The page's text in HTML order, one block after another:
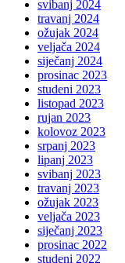
svibanj 2024
travanj 2024
ožujak 2024
veljača 2024
siječanj 2024
prosinac 2023
studeni 2023
listopad 2023
rujan 2023
kolovoz 2023
srpanj 2023
lipanj 2023
svibanj 2023
travanj 2023
ožujak 2023
veljača 2023
siječanj 2023
prosinac 2022
studeni 2022